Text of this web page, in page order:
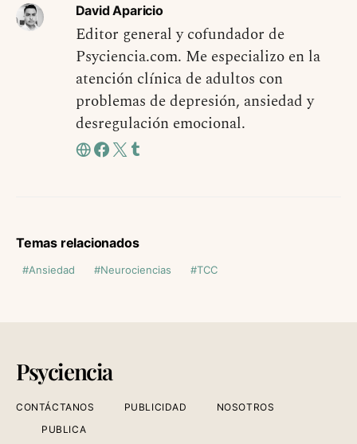
David Aparicio
Editor general y cofundador de
Psyciencia.com. Me especializo en la
atención clínica de adultos con
problemas de depresión, ansiedad y
desregulación emocional.
Temas relacionados
Ansiedad Neurociencias TCC
Psyciencia
CONTÁCTANOS PUBLICIDAD
NOSOTROS
PUBLICA